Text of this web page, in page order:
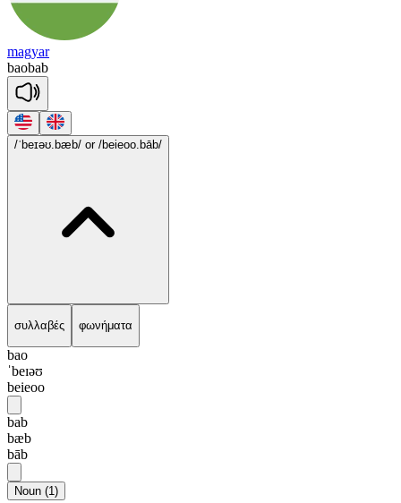
magyar
baobab
/ˈbeɪəʊ.bæb/ or /beieoo.bāb/
συλλαβές φωνήματα
bao
ˈbeɪəʊ
beieoo
bab
bæb
bāb
Noun (1)